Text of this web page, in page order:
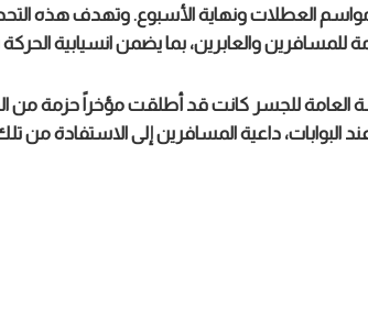
العطلات ونهاية الأسبوع. وتهدف هذه
للمسافرين والعابرين، بما يضمن انسيابية الحركة
العامة للجسر كانت قد أطلقت مؤخراً حزمة من
البوابات، داعية المسافرين إلى الاستفادة من